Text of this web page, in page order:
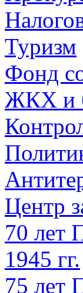
Туризм
Фонд
ЖКХ и
Центр
70 лет
1945 гг.
75 лет